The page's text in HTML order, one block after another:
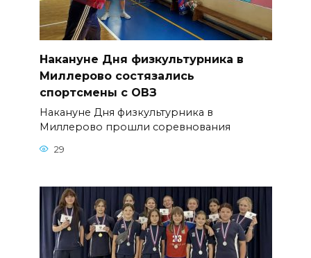
Накануне Дня физкультурника в
Миллерово состязались
спортсмены с ОВЗ
Накануне Дня физкультурника в
Миллерово прошли соревнования
29